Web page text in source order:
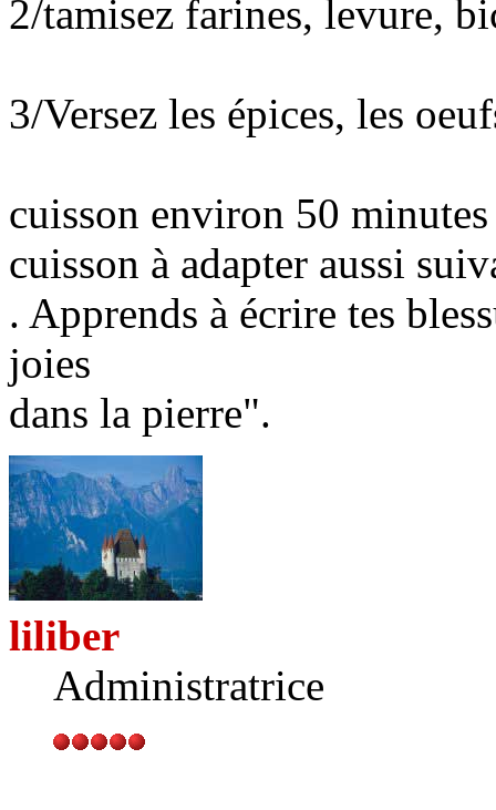
2/tamisez farines, levure,
3/Versez les épices, les
cuisson environ 50
cuisson à adapter aussi
. Apprends à écrire tes
joies
dans la pierre".
liliber
Administratrice